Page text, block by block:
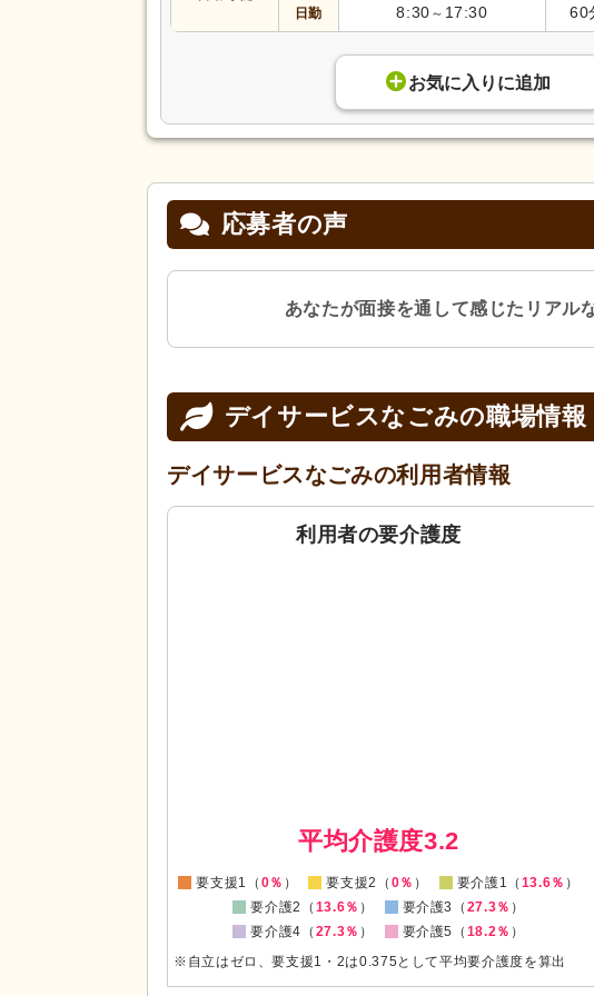
日勤
8:30 ～ 17:30 60
お気に入り に追加
応募者の声
あなたが面接を通して感じたリアル
デイサービスなごみの職場情報
デイサービスなごみの利用者情報
利用者の要介護度
0
平均介護度3.2
要支援1（ 0％ ） 要支援2（ 0％ ） 要介護1（ 13.6％ ）
要介護2（ 13.6％ ） 要介護3（ 27.3％ ）
要介護4（ 27.3％ ） 要介護5（ 18.2％ ）
※自立はゼロ、要支援1・2は0.375として平均要介護度を算出